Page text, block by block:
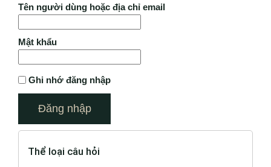
Tên người dùng hoặc địa chỉ email
Mật khẩu
Ghi nhớ đăng nhập
Thể loại câu hỏi